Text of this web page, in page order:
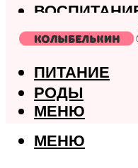
ГРУДНОЕ
ЗДОРОВЬЕ
ПИТАНИЕ
РОДЫ
МЕНЮ
МЕНЮ